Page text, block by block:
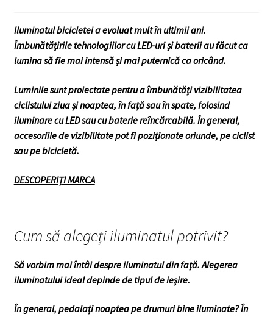
ALTE CATEGORII
meniul
Iluminatul bicicletei a evoluat mult în ultimii ani.
Îmbunătățirile tehnologiilor cu LED-uri și baterii au făcut ca
lumina să fie mai intensă și mai puternică ca oricând.
Luminile sunt proiectate pentru a îmbunătăți vizibilitatea
ciclistului ziua și noaptea, în față sau în spate, folosind
iluminare cu LED sau cu baterie reîncărcabilă. În general,
accesoriile de vizibilitate pot fi poziționate oriunde, pe ciclist
sau pe bicicletă.
DESCOPERIȚI MARCA
Cum să alegeți iluminatul potrivit?
Să vorbim mai întâi despre iluminatul din față. Alegerea
iluminatului ideal depinde de tipul de ieșire.
În general, pedalați noaptea pe drumuri bine iluminate? În